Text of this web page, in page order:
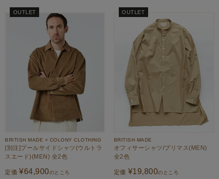
OUTLET
BRITISH MADE × COLONY CLOTHING
[別注]プールサイドシャツ(ウルトラ
スエード)(MEN) 全2色
定価 ¥64,900のところ
OUTLET
BRITISH MADE
オフィサーシャツ/プリマス(MEN)
全2色
定価 ¥19,800のところ